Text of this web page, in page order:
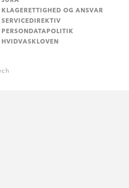
KLAGERETTIGHED OG ANSVAR
SERVICEDIREKTIV
PERSONDATAPOLITIK
HVIDVASKLOVEN